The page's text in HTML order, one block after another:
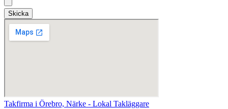
Skicka
Takfirma i Örebro, Närke - Lokal Takläggare